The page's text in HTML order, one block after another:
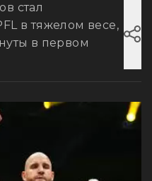
стал
в тяжелом весе,
в первом